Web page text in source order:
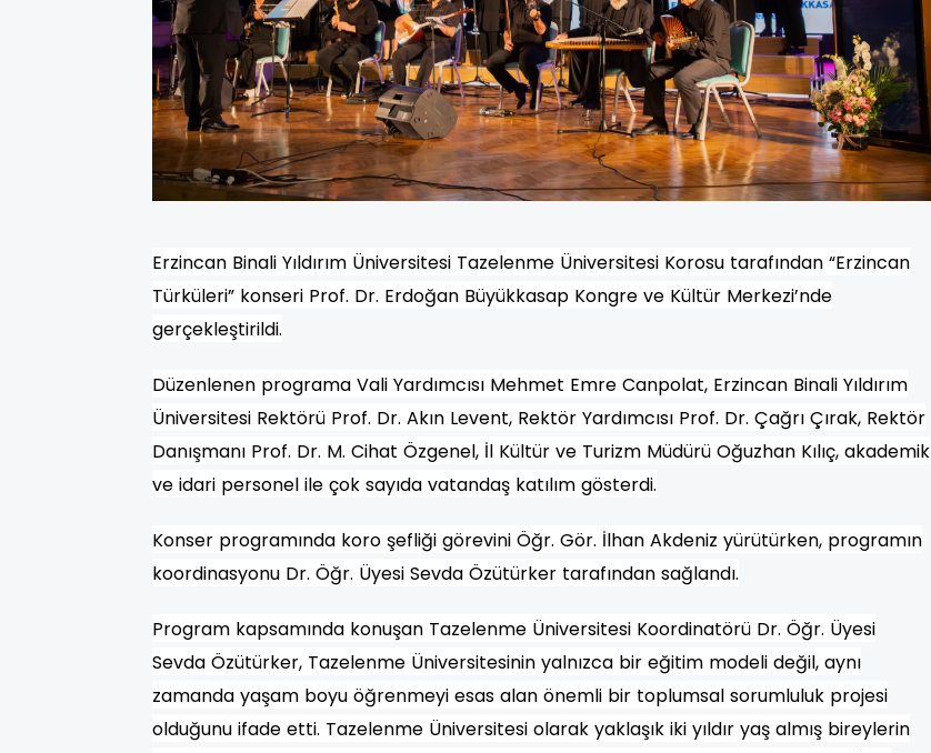
Erzincan Binali Yıldırım Üniversitesi Tazelenme Üniversitesi Korosu tarafından “Erzincan
Türküleri” konseri Prof. Dr. Erdoğan Büyükkasap Kongre ve Kültür Merkezi’nde
gerçekleştirildi.
Düzenlenen programa Vali Yardımcısı Mehmet Emre Canpolat, Erzincan Binali Yıldırım
Üniversitesi Rektörü Prof. Dr. Akın Levent, Rektör Yardımcısı Prof. Dr. Çağrı Çırak, Rektör
Danışmanı Prof. Dr. M. Cihat Özgenel, İl Kültür ve Turizm Müdürü Oğuzhan Kılıç, akademik
ve idari personel ile çok sayıda vatandaş katılım gösterdi.
Konser programında koro şefliği görevini Öğr. Gör. İlhan Akdeniz yürütürken, programın
koordinasyonu Dr. Öğr. Üyesi Sevda Özütürker tarafından sağlandı.
Program kapsamında konuşan Tazelenme Üniversitesi Koordinatörü Dr. Öğr. Üyesi
Sevda Özütürker, Tazelenme Üniversitesinin yalnızca bir eğitim modeli değil, aynı
zamanda yaşam boyu öğrenmeyi esas alan önemli bir toplumsal sorumluluk projesi
olduğunu ifade etti. Tazelenme Üniversitesi olarak yaklaşık iki yıldır yaş almış bireylerin